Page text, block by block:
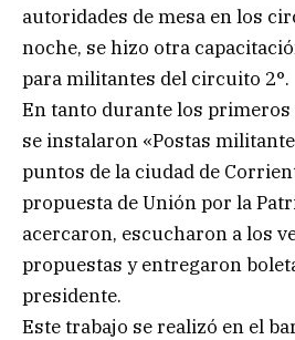
autoridades de mesa en los
noche, se hizo otra
para militantes del circuito 2°.
En tanto durante los primeros
se instalaron «Postas
puntos de la ciudad de
propuesta de Unión por la
acercaron, escucharon a los
propuestas y entregaron
presidente.
Este trabajo se realizó en el